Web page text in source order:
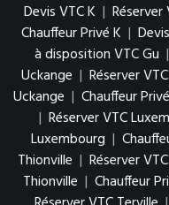
Devis VTC K | Réserver
Chauffeur Privé K |
à disposition VTC Gu |
Uckange | Réserver
Uckange | Chauffeur
| Réserver VTC
Luxembourg |
Thionville | Réserver
Thionville | Chauffeur